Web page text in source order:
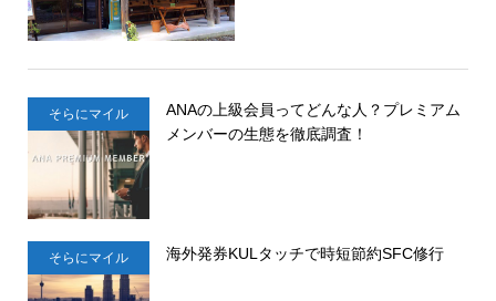
そらにマイル
ANAの上級会員ってどんな人？プレミアム
メンバーの生態を徹底調査！
そらにマイル 海外発券KULタッチで時短節約SFC修行